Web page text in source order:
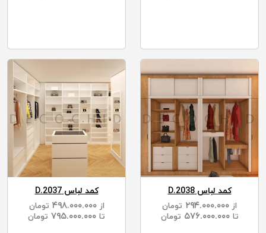
کمد لباس D.2038
از
تومان
تا ۵۷۶.۰۰۰.۰۰۰ تومان
کمد لباس D.2037
از ۴۹۸.۰۰۰.۰۰۰
تومان
تا
تومان